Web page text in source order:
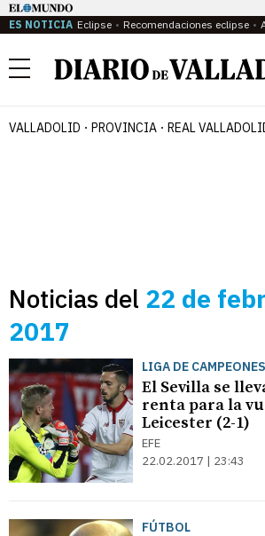
ES NOTICIA Eclipse Recomendaciones eclipse
Menú
VALLADOLID PROVINCIA REAL
Noticias del 22 de
2017
LIGA DE CAMPEONES
El Sevilla se
renta para la
Leicester (2-1)
EFE
22.02.2017 | 23:43
FÚTBOL